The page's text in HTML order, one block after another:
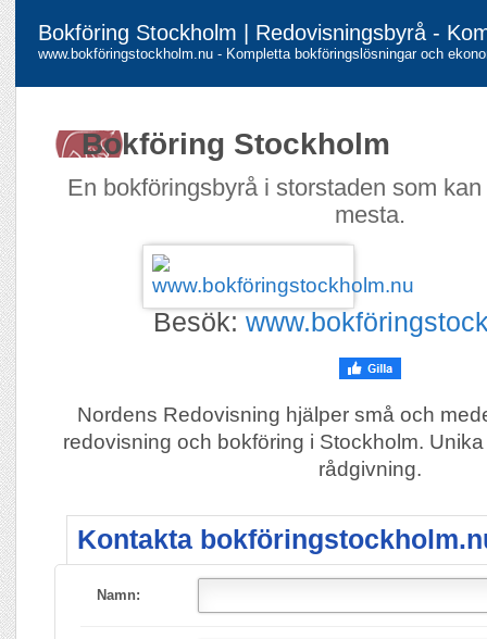
Bokföring Stockholm | Redovisningsbyrå -
www.bokföringstockholm.nu - Kompletta bokföringslösningar och
Bokföring Stockholm
En bokföringsbyrå i storstaden som
mesta.
Besök:
Nordens Redovisning hjälper små och
redovisning och bokföring i Stockholm.
rådgivning.
Kontakta
Namn: